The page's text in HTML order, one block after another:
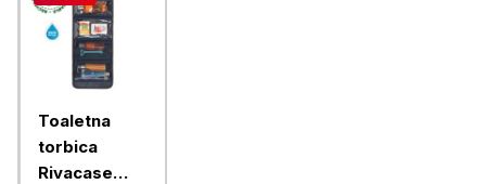
Toaletna
torbica
Rivacase